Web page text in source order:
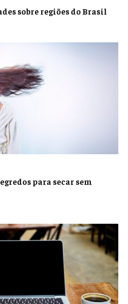
sobre regiões do Brasil
para secar sem